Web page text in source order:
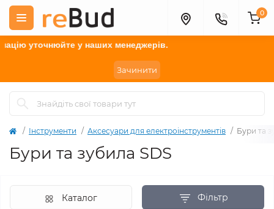
у наших менеджерів.
Зачинити
0
Інструменти Аксесуари для електроінструментів Бури та
Бури та зубила SDS
Фільтр
Каталог